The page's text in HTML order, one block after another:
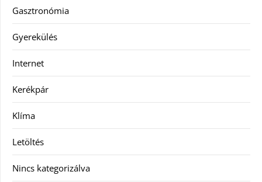
Gasztronómia
Gyerekülés
Internet
Kerékpár
Klíma
Letöltés
Nincs kategorizálva